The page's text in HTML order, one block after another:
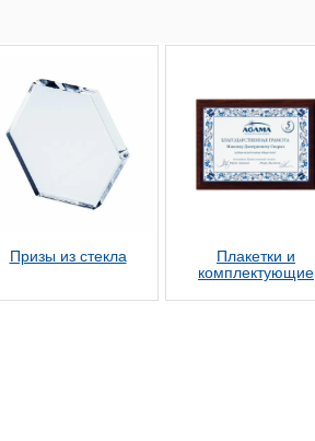
Призы из стекла
Плакетки и
комплектующие